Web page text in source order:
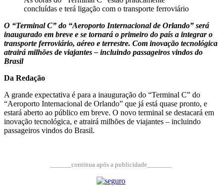
concluídas e terá ligação com o transporte ferroviário
O “Terminal C” do “Aeroporto Internacional de Orlando” será
inaugurado em breve e se tornará o primeiro do país a integrar o
transporte ferroviário, aéreo e terrestre. Com inovação tecnológica
atrairá milhões de viajantes – incluindo passageiros vindos do
Brasil
Da Redação
A grande expectativa é para a inauguração do “Terminal C” do
“Aeroporto Internacional de Orlando” que já está quase pronto, e
estará aberto ao público em breve. O novo terminal se destacará em
inovação tecnológica, e atrairá milhões de viajantes – incluindo
passageiros vindos do Brasil.
______continua após a publicidade_______